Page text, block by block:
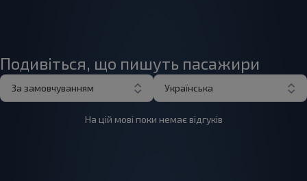
Подивіться, що пишуть пасажири
За замовчуванням Українська
На цій мові поки немає відгуків